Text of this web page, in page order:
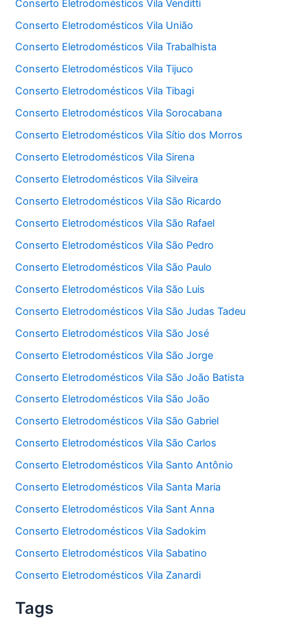
Conserto Eletrodomésticos Vila Venditti
Conserto Eletrodomésticos Vila União
Conserto Eletrodomésticos Vila Trabalhista
Conserto Eletrodomésticos Vila Tijuco
Conserto Eletrodomésticos Vila Tibagi
Conserto Eletrodomésticos Vila Sorocabana
Conserto Eletrodomésticos Vila Sítio dos Morros
Conserto Eletrodomésticos Vila Sirena
Conserto Eletrodomésticos Vila Silveira
Conserto Eletrodomésticos Vila São Ricardo
Conserto Eletrodomésticos Vila São Rafael
Conserto Eletrodomésticos Vila São Pedro
Conserto Eletrodomésticos Vila São Paulo
Conserto Eletrodomésticos Vila São Luis
Conserto Eletrodomésticos Vila São Judas Tadeu
Conserto Eletrodomésticos Vila São José
Conserto Eletrodomésticos Vila São Jorge
Conserto Eletrodomésticos Vila São João Batista
Conserto Eletrodomésticos Vila São João
Conserto Eletrodomésticos Vila São Gabriel
Conserto Eletrodomésticos Vila São Carlos
Conserto Eletrodomésticos Vila Santo Antônio
Conserto Eletrodomésticos Vila Santa Maria
Conserto Eletrodomésticos Vila Sant Anna
Conserto Eletrodomésticos Vila Sadokim
Conserto Eletrodomésticos Vila Sabatino
Conserto Eletrodomésticos Vila Zanardi
Tags